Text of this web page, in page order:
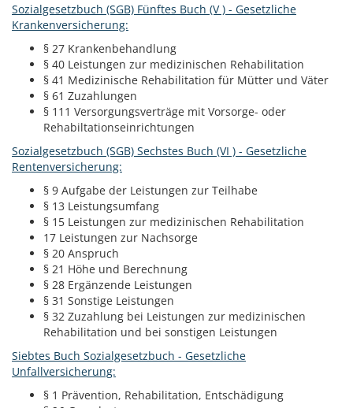
Sozialgesetzbuch (SGB) Fünftes Buch (V ) - Gesetzliche
Krankenversicherung:
§ 27 Krankenbehandlung
§ 40 Leistungen zur medizinischen Rehabilitation
§ 41 Medizinische Rehabilitation für Mütter und Väter
§ 61 Zuzahlungen
§ 111 Versorgungsverträge mit Vorsorge- oder
Rehabiltationseinrichtungen
Sozialgesetzbuch (SGB) Sechstes Buch (VI ) - Gesetzliche
Rentenversicherung:
§ 9 Aufgabe der Leistungen zur Teilhabe
§ 13 Leistungsumfang
§ 15 Leistungen zur medizinischen Rehabilitation
17 Leistungen zur Nachsorge
§ 20 Anspruch
§ 21 Höhe und Berechnung
§ 28 Ergänzende Leistungen
§ 31 Sonstige Leistungen
§ 32 Zuzahlung bei Leistungen zur medizinischen
Rehabilitation und bei sonstigen Leistungen
Siebtes Buch Sozialgesetzbuch - Gesetzliche
Unfallversicherung:
§ 1 Prävention, Rehabilitation, Entschädigung